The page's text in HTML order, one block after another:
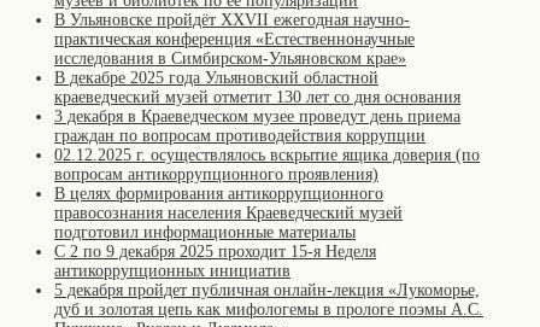
В Ульяновске пройдёт XXVII ежегодная научно-
практическая конференция «Естественнонаучные
исследования в Симбирском-Ульяновском крае»
В декабре 2025 года Ульяновский областной
краеведческий музей отметит 130 лет со дня основания
3 декабря в Краеведческом музее проведут день приема
граждан по вопросам противодействия коррупции
02.12.2025 г. осуществлялось вскрытие ящика доверия (по
вопросам антикоррупционного проявления)
В целях формирования антикоррупционного
правосознания населения Краеведческий музей
подготовил информационные материалы
С 2 по 9 декабря 2025 проходит 15-я Неделя
антикоррупционных инициатив
5 декабря пройдет публичная онлайн-лекция «Лукоморье,
дуб и золотая цепь как мифологемы в прологе поэмы А.С.